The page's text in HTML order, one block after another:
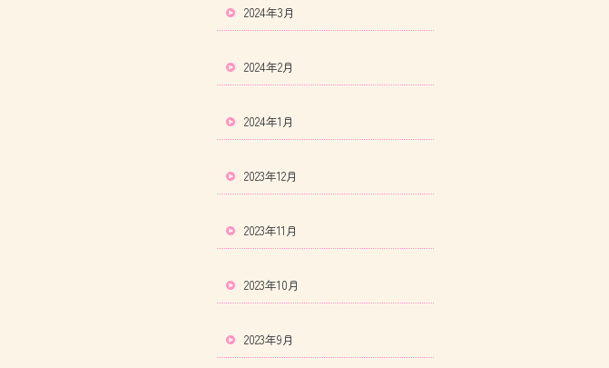
2024年3月
2024年2月
2024年1月
2023年12月
2023年11月
2023年10月
2023年9月